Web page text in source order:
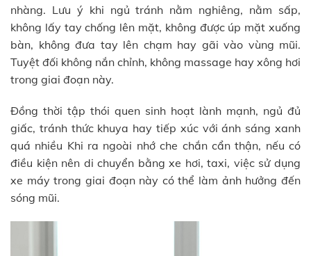
nhàng. Lưu ý khi ngủ tránh nằm nghiêng, nằm sấp,
không lấy tay chống lên mặt, không được úp mặt xuống
bàn, không đưa tay lên chạm hay gãi vào vùng mũi.
Tuyệt đối không nắn chỉnh, không massage hay xông hơi
trong giai đoạn này.
Đồng thời tập thói quen sinh hoạt lành mạnh, ngủ đủ
giấc, tránh thức khuya hay tiếp xúc với ánh sáng xanh
quá nhiều Khi ra ngoài nhớ che chắn cẩn thận, nếu có
điều kiện nên di chuyển bằng xe hơi, taxi, việc sử dụng
xe máy trong giai đoạn này có thể làm ảnh hưởng đến
sóng mũi.